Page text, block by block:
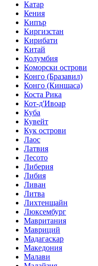
Катар
Кения
Кипър
Киргизстан
Кирибати
Китай
Колумбия
Коморски острови
Конго (Бразавил)
Конго (Киншаса)
Коста Рика
Кот-д'Ивоар
Куба
Кувейт
Кук острови
Лаос
Латвия
Лесото
Либерия
Либия
Ливан
Литва
Лихтенщайн
Люксембург
Мавритания
Мавриций
Мадагаскар
Македония
Малави